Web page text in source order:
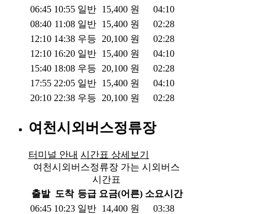
06:45 10:55 일반 15,400 원
04:10
08:40 11:08 일반 15,400 원
02:28
12:10 14:38 우등 20,100 원
02:28
12:10 16:20 일반 15,400 원
04:10
15:40 18:08 우등 20,100 원
02:28
17:55 22:05 일반 15,400 원
04:10
20:10 22:38 우등 20,100 원 02:28
여천시외버스정류장
터미널 안내 시간표 상세보기
여천시외버스정류장 가는 시외버스
시간표
출발 도착 등급 요금(어른) 소요시간
06:45 10:23 일반 14,400 원
03:38